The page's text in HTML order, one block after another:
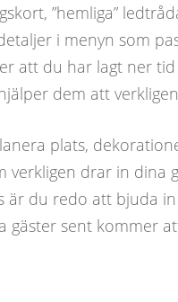
”hemliga”
i menyn som
att du har lagt ner
dem att
plats,
verkligen drar in dina
är du redo att bjuda
gäster sent kommer